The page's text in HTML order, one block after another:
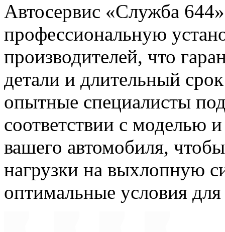
Автосервис «Служба
профессиональную
производителей, что
детали и длительный
опытные специалисты
соответствии с моделью
вашего автомобиля,
нагрузки на выхлопную
оптимальные условия